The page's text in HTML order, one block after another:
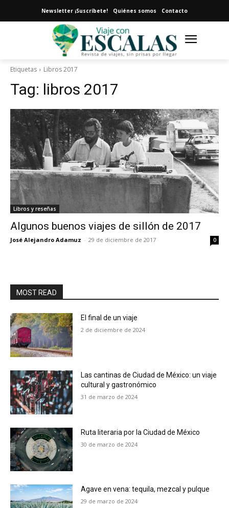
Newsletter ¡Suscríbete! Quiénes somos Contacto
Etiquetas Libros 2017
Tag: libros 2017
Libros y reseñas
Algunos buenos viajes de sillón de 2017
José Alejandro Adamuz - 29 de diciembre de 2017 0
MOST READ
El final de un viaje
2 de diciembre de 2024
Las cantinas de Ciudad de México: un viaje
cultural y gastronómico
31 de marzo de 2024
Ruta literaria por la Ciudad de México
30 de marzo de 2024
Agave en vena: tequila, mezcal y pulque
29 de marzo de 2024